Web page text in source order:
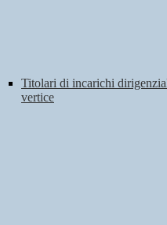
Titolari di incarichi
vertice